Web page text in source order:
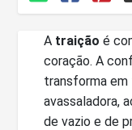
A traição é
coração. A
transforma
avassaladora,
de vazio e de